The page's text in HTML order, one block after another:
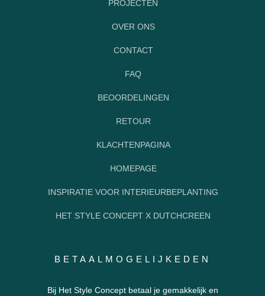
PROJECTEN
OVER ONS
CONTACT
FAQ
BEOORDELINGEN
RETOUR
KLACHTENPAGINA
HOMEPAGE
INSPIRATIE VOOR INTERIEURBEPLANTING
HET STYLE CONCEPT X DUTCHCREEN
BETAALMOGELIJKEDEN
Bij Het Style Concept betaal je gemakkelijk en